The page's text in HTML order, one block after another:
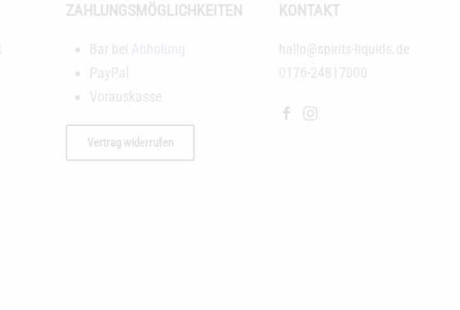
ZAHLUNGSMÖGLICHKEITEN
Bar bei
PayPal
Vorauskasse
Vertrag widerrufen
KONTAKT
hallo@spirits-liquids.de
0176-24817000